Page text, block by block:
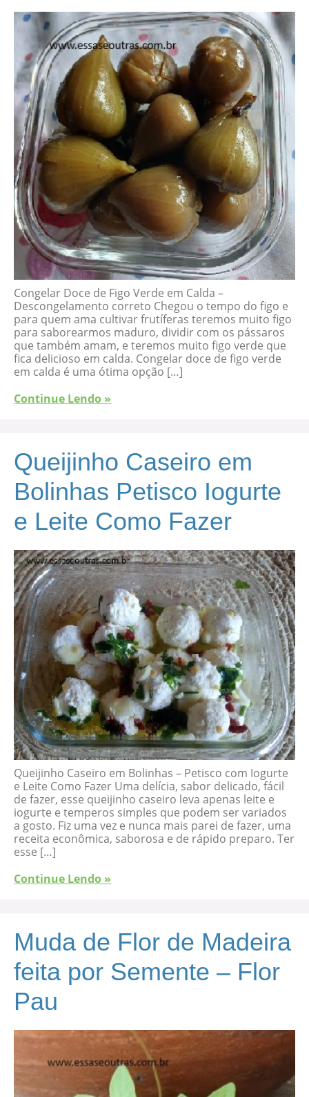
Congelar Doce de Figo Verde em Calda –
Descongelamento correto Chegou o tempo do figo e
para quem ama cultivar frutíferas teremos muito figo
para saborearmos maduro, dividir com os pássaros
que também amam, e teremos muito figo verde que
fica delicioso em calda. Congelar doce de figo verde
em calda é uma ótima opção […]
Continue Lendo »
Queijinho Caseiro em
Bolinhas Petisco Iogurte
e Leite Como Fazer
Queijinho Caseiro em Bolinhas – Petisco com Iogurte
e Leite Como Fazer Uma delícia, sabor delicado, fácil
de fazer, esse queijinho caseiro leva apenas leite e
iogurte e temperos simples que podem ser variados
a gosto. Fiz uma vez e nunca mais parei de fazer, uma
receita econômica, saborosa e de rápido preparo. Ter
esse […]
Continue Lendo »
Muda de Flor de Madeira
feita por Semente – Flor
Pau